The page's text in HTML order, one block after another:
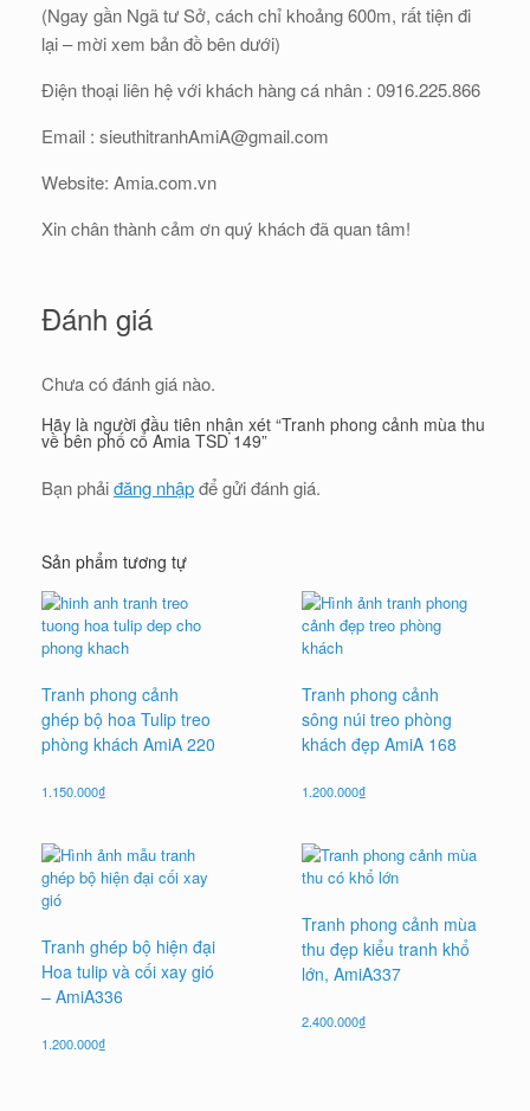
(Ngay gần Ngã tư Sở, cách chỉ khoảng 600m, rất tiện đi
lại – mời xem bản đồ bên dưới)
Điện thoại liên hệ với khách hàng cá nhân : 0916.225.866
Email : sieuthitranhAmiA@gmail.com
Website: Amia.com.vn
Xin chân thành cảm ơn quý khách đã quan tâm!
Đánh giá
Chưa có đánh giá nào.
Hãy là người đầu tiên nhận xét “Tranh phong cảnh mùa thu
về bên phố cổ Amia TSD 149”
Bạn phảiđăng nhậpđể gửi đánh giá.
Sản phẩm tương tự
Tranh phong cảnh
ghép bộ hoa Tulip treo
phòng khách AmiA 220
1.150.000₫
Tranh phong cảnh
sông núi treo phòng
khách đẹp AmiA 168
1.200.000₫
Tranh ghép bộ hiện đại
Hoa tulip và cối xay gió
– AmiA336
1.200.000₫
Tranh phong cảnh mùa
thu đẹp kiểu tranh khổ
lớn, AmiA337
2.400.000₫